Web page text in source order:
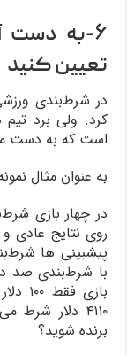
۶-به دست
تعیین کنید
در شرط‌بندی
کرد. ولی برد
است که به دست
به عنوان مثال
در چهار بازی
روی نتایج عادی
پیشبینی ها
۴۱۱۰ دلار
برنده شوید؟